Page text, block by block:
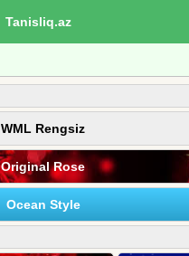
Tanisliq.az
WML Rengsiz
Original Rose
Ocean Style